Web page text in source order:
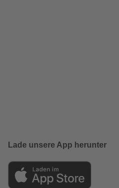
Lade unsere App herunter